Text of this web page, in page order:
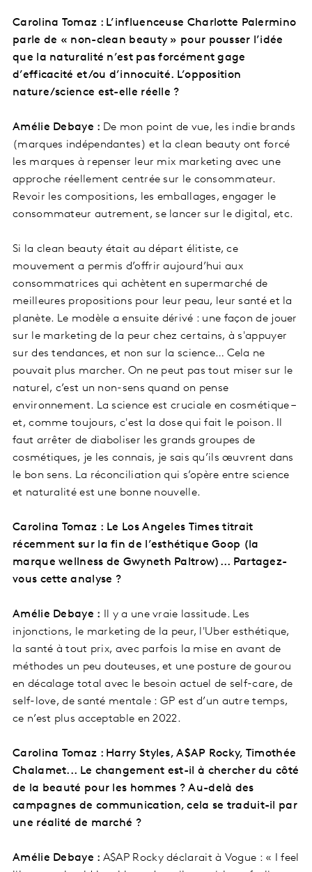
Carolina Tomaz : L’influenceuse Charlotte Palermino
parle de « non-clean beauty » pour pousser l’idée
que la naturalité n’est pas forcément gage
d’efficacité et/ou d’innocuité. L’opposition
nature/science est-elle réelle ?
Amélie Debaye : De mon point de vue, les indie brands
(marques indépendantes) et la clean beauty ont forcé
les marques à repenser leur mix marketing avec une
approche réellement centrée sur le consommateur.
Revoir les compositions, les emballages, engager le
consommateur autrement, se lancer sur le digital, etc.
Si la clean beauty était au départ élitiste, ce
mouvement a permis d’offrir aujourd’hui aux
consommatrices qui achètent en supermarché de
meilleures propositions pour leur peau, leur santé et la
planète. Le modèle a ensuite dérivé : une façon de jouer
sur le marketing de la peur chez certains, à s'appuyer
sur des tendances, et non sur la science… Cela ne
pouvait plus marcher. On ne peut pas tout miser sur le
naturel, c’est un non-sens quand on pense
environnement. La science est cruciale en cosmétique –
et, comme toujours, c'est la dose qui fait le poison. Il
faut arrêter de diaboliser les grands groupes de
cosmétiques, je les connais, je sais qu’ils œuvrent dans
le bon sens. La réconciliation qui s’opère entre science
et naturalité est une bonne nouvelle.
Carolina Tomaz : Le Los Angeles Times titrait
récemment sur la fin de l’esthétique Goop (la
marque wellness de Gwyneth Paltrow)... Partagez-
vous cette analyse ?
Amélie Debaye : Il y a une vraie lassitude. Les
injonctions, le marketing de la peur, l'Uber esthétique,
la santé à tout prix, avec parfois la mise en avant de
méthodes un peu douteuses, et une posture de gourou
en décalage total avec le besoin actuel de self-care, de
self-love, de santé mentale : GP est d’un autre temps,
ce n’est plus acceptable en 2022.
Carolina Tomaz : Harry Styles, A$AP Rocky, Timothée
Chalamet... Le changement est-il à chercher du côté
de la beauté pour les hommes ? Au-delà des
campagnes de communication, cela se traduit-il par
une réalité de marché ?
Amélie Debaye : A$AP Rocky déclarait à Vogue : « I feel